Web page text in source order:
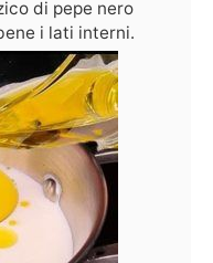
di pepe nero
i lati interni.